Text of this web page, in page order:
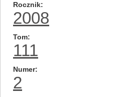
Rocznik
2008
Tom
111
Numer
2